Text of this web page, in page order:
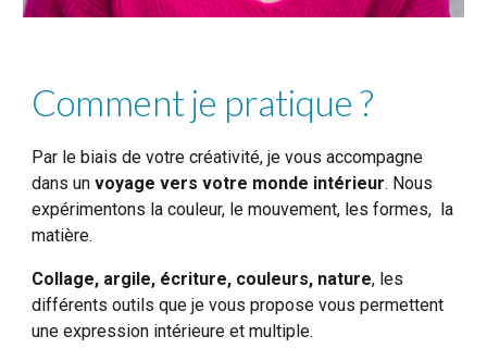
Comment je pratique ?
Par le biais de votre créativité, je vousaccompagne
dans un voyage vers votre monde intérieur. Nous
expérimentons la couleur, le mouvement, les formes, la
matière.
Collage, argile, écriture, couleurs, nature, les
différents outils que je vous propose vous permettent
une expression intérieure et multiple.